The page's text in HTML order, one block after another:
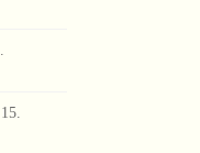
15.